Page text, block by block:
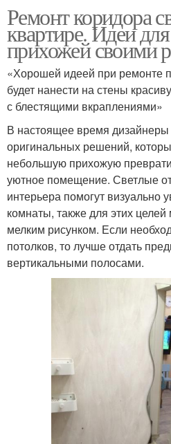
Ремонт коридора
квартире. Идеи
прихожей своими
«Хорошей идеей при ремонте
будет нанести на стены
с блестящими вкраплениями»
В настоящее время
оригинальных решений,
небольшую прихожую
уютное помещение. Светлые
интерьера помогут визуально
комнаты, также для этих целей
мелким рисунком. Если
потолков, то лучше отдать
вертикальными полосами.